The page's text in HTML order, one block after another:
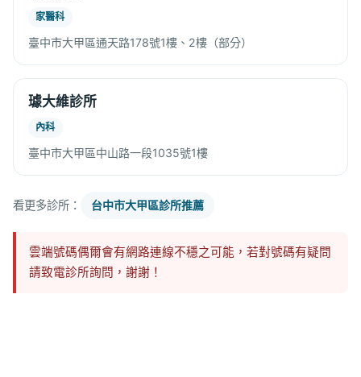
家醫科
臺中市大甲區通天路178號1樓、2樓（部分）
璩大維診所
內科
臺中市大甲區中山路一段1035號1樓
看更多診所： 台中市大甲區診所推薦
雲端號碼偶爾會有網路連線不穩之可能，若對號碼有疑問
請致電診所詢問，謝謝！